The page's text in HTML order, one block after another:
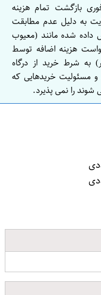
بازگشت تمام هزینه
به دلیل عدم مطابقت
داده شده مانند (معیوب
هزینه اضافه توسط
به شرط خرید از درگاه
مسئولیت خریدهایی که
شوند را نمی پذیرد.